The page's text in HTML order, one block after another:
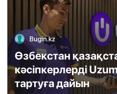
Bugin.kz
Өзбекстан
кәсіпкерлерді
тартуға дайын